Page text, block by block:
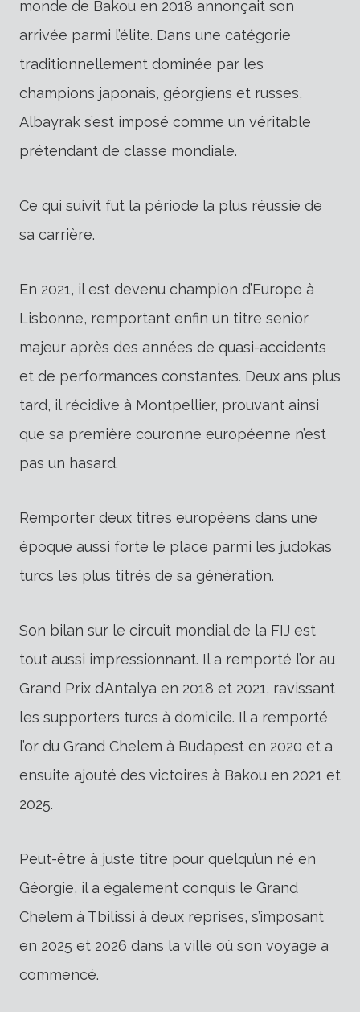
monde de Bakou en 2018 annonçait son
arrivée parmi l’élite. Dans une catégorie
traditionnellement dominée par les
champions japonais, géorgiens et russes,
Albayrak s’est imposé comme un véritable
prétendant de classe mondiale.
Ce qui suivit fut la période la plus réussie de
sa carrière.
En 2021, il est devenu champion d’Europe à
Lisbonne, remportant enfin un titre senior
majeur après des années de quasi-accidents
et de performances constantes. Deux ans plus
tard, il récidive à Montpellier, prouvant ainsi
que sa première couronne européenne n’est
pas un hasard.
Remporter deux titres européens dans une
époque aussi forte le place parmi les judokas
turcs les plus titrés de sa génération.
Son bilan sur le circuit mondial de la FIJ est
tout aussi impressionnant. Il a remporté l’or au
Grand Prix d’Antalya en 2018 et 2021, ravissant
les supporters turcs à domicile. Il a remporté
l’or du Grand Chelem à Budapest en 2020 et a
ensuite ajouté des victoires à Bakou en 2021 et
2025.
Peut-être à juste titre pour quelqu’un né en
Géorgie, il a également conquis le Grand
Chelem à Tbilissi à deux reprises, s’imposant
en 2025 et 2026 dans la ville où son voyage a
commencé.